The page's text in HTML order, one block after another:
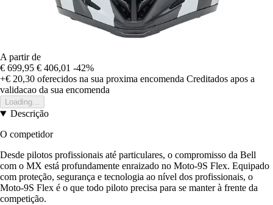
A partir de
€ 699,95 € 406,01 -42%
+€ 20,30 oferecidos na sua proxima encomenda Creditados apos a
validacao da sua encomenda
Loading...
Descrição
O competidor
Desde pilotos profissionais até particulares, o compromisso da Bell
com o MX está profundamente enraizado no Moto-9S Flex. Equipado
com proteção, segurança e tecnologia ao nível dos profissionais, o
Moto-9S Flex é o que todo piloto precisa para se manter à frente da
competição.